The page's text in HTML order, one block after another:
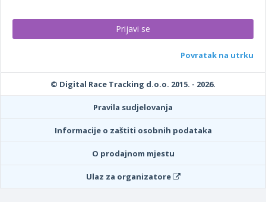
Povratak na utrku
© Digital Race Tracking d.o.o. 2015. - 2026.
Pravila sudjelovanja
Informacije o zaštiti osobnih podataka
O prodajnom mjestu
Ulaz za organizatore